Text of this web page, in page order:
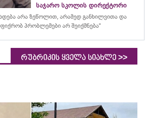
საჯარო სკოლის დირექტორი
არა ზეწოლით, არამედ განხილვითა და
პრობლემები არ შეიქმნება“
რუბრიკის ყველა სიახლე >>